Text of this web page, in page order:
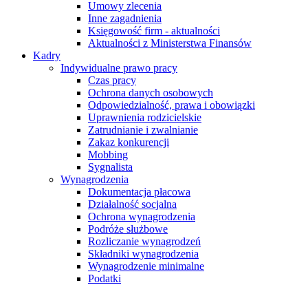
Umowy zlecenia
Inne zagadnienia
Księgowość firm - aktualności
Aktualności z Ministerstwa Finansów
Kadry
Indywidualne prawo pracy
Czas pracy
Ochrona danych osobowych
Odpowiedzialność, prawa i obowiązki
Uprawnienia rodzicielskie
Zatrudnianie i zwalnianie
Zakaz konkurencji
Mobbing
Sygnalista
Wynagrodzenia
Dokumentacja płacowa
Działalność socjalna
Ochrona wynagrodzenia
Podróże służbowe
Rozliczanie wynagrodzeń
Składniki wynagrodzenia
Wynagrodzenie minimalne
Podatki